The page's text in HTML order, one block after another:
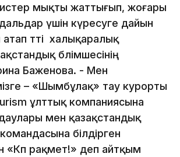
мықты жаттығып, жоғары
үшін күресуге дайын
өтті халықаралық
бөлімшесінің
Баженова. - Мен
– «Шымбұлақ» тау курорты
ұлттық компаниясына
мен қазақстандық
білдірген
«Көп рақмет!» деп айтқым